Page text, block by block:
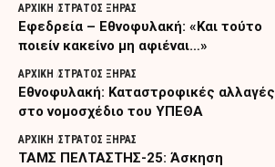
ΑΡΧΙΚΗ ΣΤΡΑΤΟΣ ΞΗΡΑΣ
Εφεδρεία – Εθνοφυλακή: «Και τούτο
ποιείν κακείνο μη αφιέναι…»
ΑΡΧΙΚΗ ΣΤΡΑΤΟΣ ΞΗΡΑΣ
Εθνοφυλακή: Καταστροφικές αλλαγές
στο νομοσχέδιο του ΥΠΕΘΑ
ΑΡΧΙΚΗ ΣΤΡΑΤΟΣ ΞΗΡΑΣ
ΤΑΜΣ ΠΕΛΤΑΣΤΗΣ-25: Άσκηση